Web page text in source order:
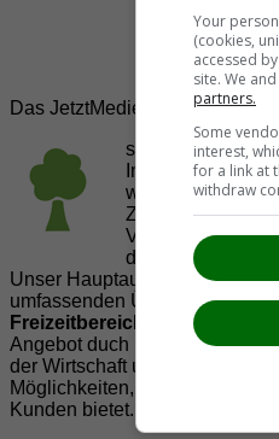
Das JetztMedien.com Medien
Internetadressen
welche es sich
Zusammenarbeit
Vereinen und
der Region
Unser Hauptaugenmerk liegt
umfassenden Überblick der
Freizeitbereich
zu vermittelt.
Angebot duch Informationen
der Wirtschaft und der
Möglichkeiten, welche die
Kunden bietet.
Your
(cookies,
accessed
site. We
partners.
Some
interest,
for a link at
withdraw